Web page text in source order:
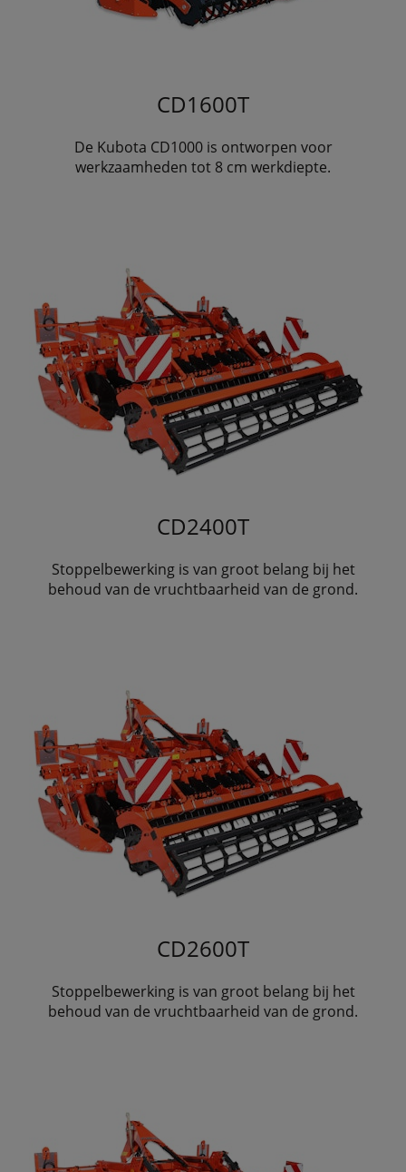
CD1600T
De Kubota CD1000 is ontworpen voor
werkzaamheden tot 8 cm werkdiepte.
CD2400T
Stoppelbewerking is van groot belang bij het
behoud van de vruchtbaarheid van de grond.
CD2600T
Stoppelbewerking is van groot belang bij het
behoud van de vruchtbaarheid van de grond.